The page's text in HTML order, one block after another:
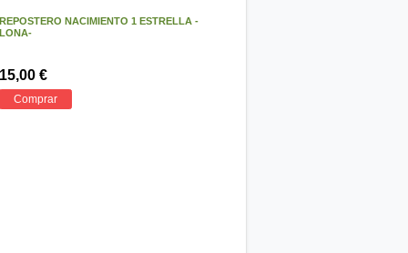
NACIMIENTO 1 ESTRELLA -
€
Comprar